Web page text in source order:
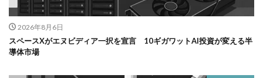
2026年8月6日
スペースXがエヌビディア一択を宣言 10ギガワットAI投資が変える半
導体市場